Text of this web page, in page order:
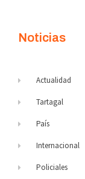
Noticias
Actualidad
Tartagal
País
Internacional
Policiales